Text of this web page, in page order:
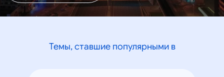
Темы, ставшие популярными в